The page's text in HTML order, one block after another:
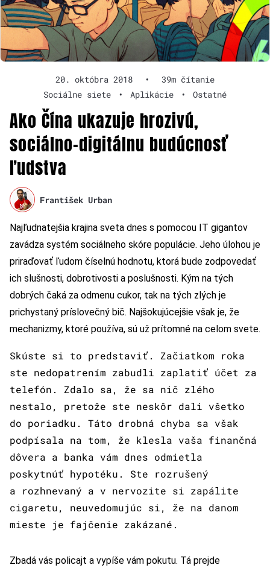
20. októbra 2018 •
39m čítanie
Sociálne siete
• Aplikácie • Ostatné
Ako Čína ukazuje hrozivú,
sociálno-digitálnu budúcnosť
ľudstva
František Urban
Najľudnatejšia krajina sveta dnes s pomocou IT gigantov
zavádza systém sociálneho skóre populácie. Jeho úlohou je
priraďovať ľudom číselnú hodnotu, ktorá bude zodpovedať
ich slušnosti, dobrotivosti a poslušnosti. Kým na tých
dobrých čaká za odmenu cukor, tak na tých zlých je
prichystaný príslovečný bič. Najšokujúcejšie však je, že
mechanizmy, ktoré používa, sú už prítomné na celom svete.
Skúste si to predstaviť. Začiatkom roka
ste nedopatrením zabudli zaplatiť účet za
telefón. Zdalo sa, že sa nič zlého
nestalo, pretože ste neskôr dali všetko
do poriadku. Táto drobná chyba sa však
podpísala na tom, že klesla vaša finančná
dôvera a banka vám dnes odmietla
poskytnúť hypotéku. Ste rozrušený
a rozhnevaný a v nervozite si zapálite
cigaretu, neuvedomujúc si, že na danom
mieste je fajčenie zakázané.
Zbadá vás policajt a vypíše vám pokutu. Tá prejde